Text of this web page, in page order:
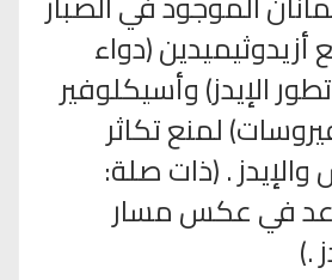
(دواء
الإيدز) وأسيكلوفير
لمنع تكاثر
. (ذات صلة:
في عكس مسار
.)